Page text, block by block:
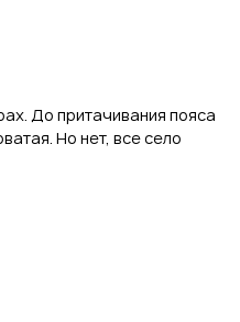
До притачивания пояса
Но нет, все село